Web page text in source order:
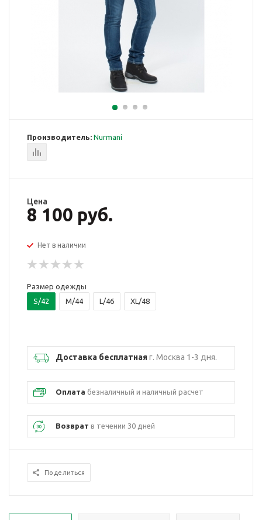
Производитель: Nurmani
Цена
8 100 руб.
Нет в наличии
Размер одежды
S/42
M/44 L/46 XL/48
Доставка бесплатнаяг. Москва 1-3 дня.
Оплата безналичный и наличный расчет
Возврат в течении 30 дней
Поделиться